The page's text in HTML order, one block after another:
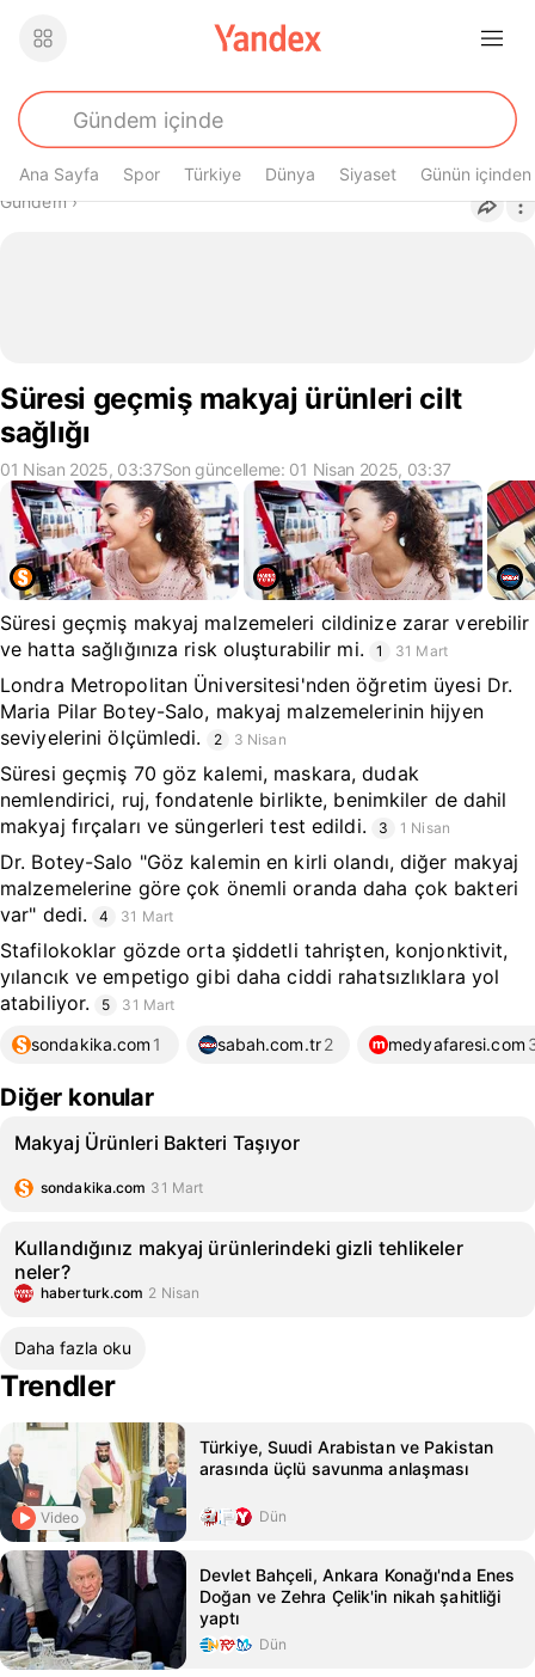
Ana Sayfa Spor Türkiye Dünya Siyaset Günün içinden
Buradasın
Gündem›
Süresi geçmiş makyaj ürünleri cilt
sağlığı
01 Nisan 2025, 03:37Son güncelleme: 01 Nisan 2025, 03:37
Süresi geçmiş makyaj malzemeleri cildinize zarar verebilir
ve hatta sağlığınıza risk oluşturabilir mi.
1 31 Mart
Londra Metropolitan Üniversitesi'nden öğretim üyesi Dr.
Maria Pilar Botey-Salo, makyaj malzemelerinin hijyen
seviyelerini ölçümledi.
2 3 Nisan
Süresi geçmiş 70 göz kalemi, maskara, dudak
nemlendirici, ruj, fondatenle birlikte, benimkiler de dahil
makyaj fırçaları ve süngerleri test edildi.
3 1 Nisan
Dr. Botey-Salo "Göz kalemin en kirli olandı, diğer makyaj
malzemelerine göre çok önemli oranda daha çok bakteri
var" dedi.
4 31 Mart
Stafilokoklar gözde orta şiddetli tahrişten, konjonktivit,
yılancık ve empetigo gibi daha ciddi rahatsızlıklara yol
atabiliyor.
5 31 Mart
sondakika.com 1 sabah.com.tr2 medyafaresi.com
Diğer konular
Makyaj Ürünleri Bakteri Taşıyor
sondakika.com 31 Mart
Kullandığınız makyaj ürünlerindeki gizli tehlikeler
neler?
haberturk.com 2 Nisan
Daha fazla oku
Trendler
Video
Türkiye, Suudi Arabistan ve Pakistan
arasında üçlü savunma anlaşması
Dün
Devlet Bahçeli, Ankara Konağı'nda Enes
Doğan ve Zehra Çelik'in nikah şahitliği
yaptı
Dün